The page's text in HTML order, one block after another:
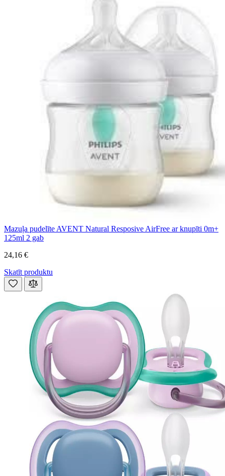
Mazuļa pudelīte AVENT Natural Resposive AirFree ar knupīti 0m+
125ml 2 gab
24,16 €
Skatīt produktu